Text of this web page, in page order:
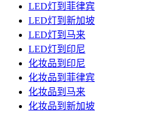
LED灯到菲律宾
LED灯到新加坡
LED灯到马来
LED灯到印尼
化妆品到印尼
化妆品到菲律宾
化妆品到马来
化妆品到新加坡